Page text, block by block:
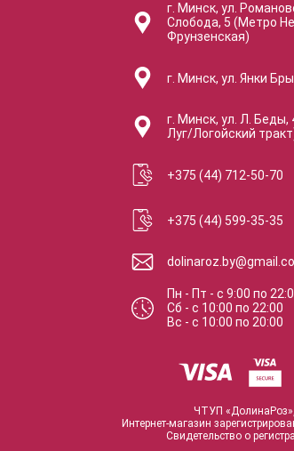
г. Минск, ул.
Слобода, 5 (Метро
Фрунзенская)
г. Минск, ул. Янки
г. Минск, ул. Л. Беды,
Луг/Логойский
+375 (44) 712-50-70
+375 (44) 599-35-35
Пн - Пт -с 9:00по
Сб -с 10:00по 22:00
Вс -с 10:00по 20:00
ЧТУП «ДолинаРоз»,
Интернет-магазин
Свидетельство о